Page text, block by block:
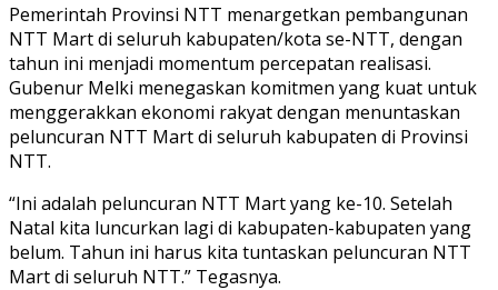
Pemerintah Provinsi NTT menargetkan pembangunan
NTT Mart di seluruh kabupaten/kota se-NTT, dengan
tahun ini menjadi momentum percepatan realisasi.
Gubenur Melki menegaskan komitmen yang kuat untuk
menggerakkan ekonomi rakyat dengan menuntaskan
peluncuran NTT Mart di seluruh kabupaten di Provinsi
NTT.
“Ini adalah peluncuran NTT Mart yang ke-10. Setelah
Natal kita luncurkan lagi di kabupaten-kabupaten yang
belum. Tahun ini harus kita tuntaskan peluncuran NTT
Mart di seluruh NTT.” Tegasnya.